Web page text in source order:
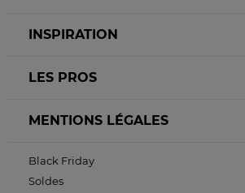
INSPIRATION
LES PROS
MENTIONS LÉGALES
Black Friday
Soldes